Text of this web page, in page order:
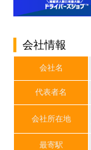
会社情報
会社名
代表者名
会社所在地
最寄駅